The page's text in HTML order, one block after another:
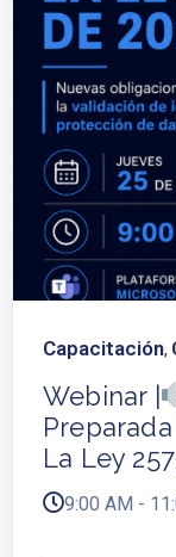
Capacitación,
Webinar |
La Ley
9:00 AM -